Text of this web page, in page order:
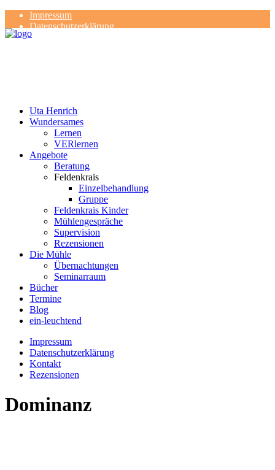
Impressum
Datenschutzerklärung
Kontakt
Uta Henrich
Wundersames
Lernen
VERlernen
Angebote
Beratung
Feldenkrais
Einzelbehandlung
Gruppe
Feldenkrais Kinder
Mühlengespräche
Supervision
Rezensionen
Die Mühle
Übernachtungen
Seminarraum
Bücher
Termine
Blog
ein-leuchtend
Impressum
Datenschutzerklärung
Kontakt
Rezensionen
Dominanz